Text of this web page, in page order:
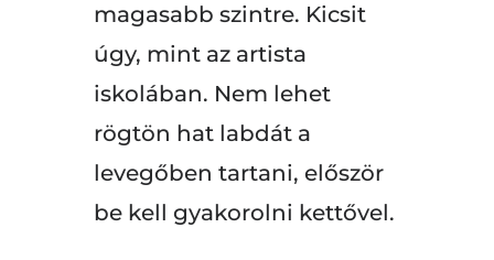
magasabb szintre. Kicsit
úgy, mint az artista
iskolában. Nem lehet
rögtön hat labdát a
levegőben tartani, először
be kell gyakorolni kettővel.